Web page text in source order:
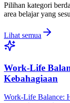
Pilihan kategori
area belajar yang
Lihat semua
Work-Life
Kebahagiaan
Work-Life Balance: